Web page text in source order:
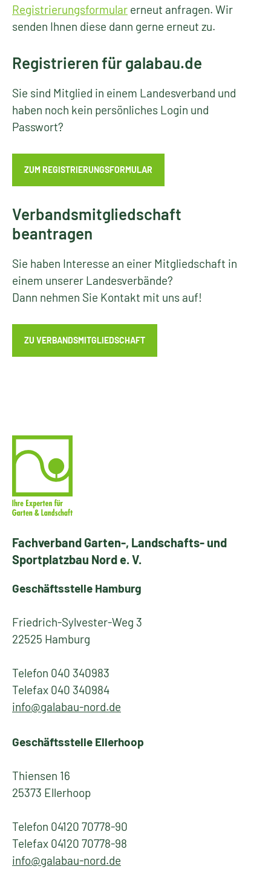
Registrierungsformular erneut anfragen. Wir
senden Ihnen diese dann gerne erneut zu.
Registrieren für galabau.de
Sie sind Mitglied in einem Landesverband und
haben noch kein persönliches Login und
Passwort?
ZUM REGISTRIERUNGSFORMULAR
Verbandsmitgliedschaft
beantragen
Sie haben Interesse an einer Mitgliedschaft in
einem unserer Landesverbände?
Dann nehmen Sie Kontakt mit uns auf!
ZU VERBANDSMITGLIEDSCHAFT
Fachverband Garten-, Landschafts- und
Sportplatzbau Nord e. V.
Geschäftsstelle Hamburg
Friedrich-Sylvester-Weg 3
22525 Hamburg
Telefon 040 340983
Telefax 040 340984
info@galabau-nord.de
Geschäftsstelle Ellerhoop
Thiensen 16
25373 Ellerhoop
Telefon 04120 70778-90
Telefax 04120 70778-98
info@galabau-nord.de